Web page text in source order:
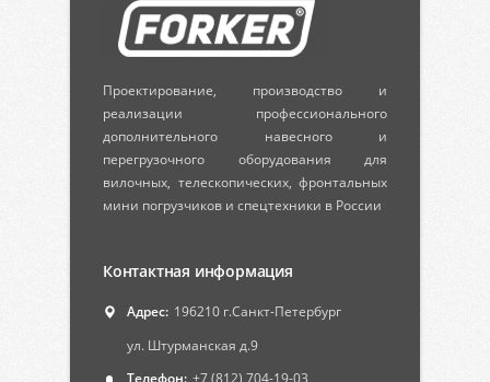
Проектирование, производство и
реализации профессионального
дополнительного навесного и
перегрузочного оборудования для
вилочных, телескопических, фронтальных
мини погрузчиков и спецтехники в России
Контактная информация
Адрес: 196210 г.Санкт-Петербург
ул. Штурманская д.9